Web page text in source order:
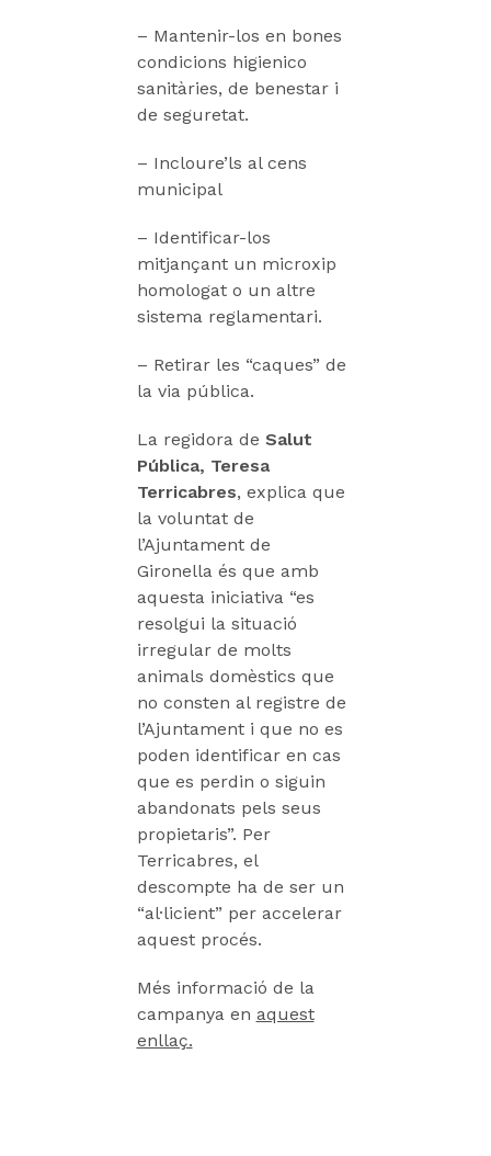
– Mantenir-los en bones
condicions higienico
sanitàries, de benestar i
de seguretat.
– Incloure’ls al cens
municipal
– Identificar-los
mitjançant un microxip
homologat o un altre
sistema reglamentari.
– Retirar les “caques” de
la via pública.
La regidora de Salut
Pública, Teresa
Terricabres, explica que
la voluntat de
l’Ajuntament de
Gironella és que amb
aquesta iniciativa “es
resolgui la situació
irregular de molts
animals domèstics que
no consten al registre de
l’Ajuntament i que no es
poden identificar en cas
que es perdin o siguin
abandonats pels seus
propietaris”. Per
Terricabres, el
descompte ha de ser un
“al·licient” per accelerar
aquest procés.
Més informació de la
campanya en aquest
enllaç.